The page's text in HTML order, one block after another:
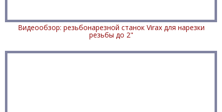
Видеообзор: резьбонарезной станок Virax для нарезки
резьбы до 2"